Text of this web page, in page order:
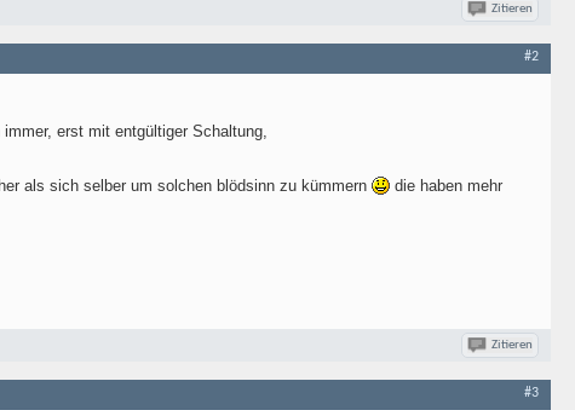
Zitieren
#2
erst mit entgültiger Schaltung,
als sich selber um solchen blödsinn zu kümmern
die haben mehr
Zitieren
#3